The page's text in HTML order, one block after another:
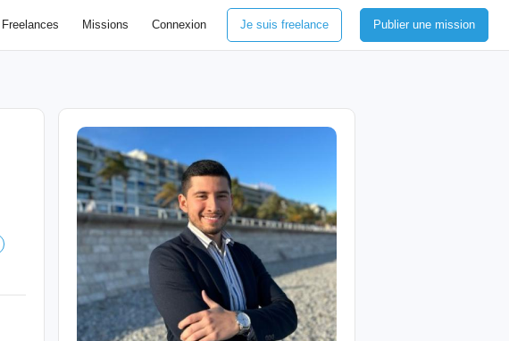
Freelances Missions Connexion Je suis freelance Publier une mission